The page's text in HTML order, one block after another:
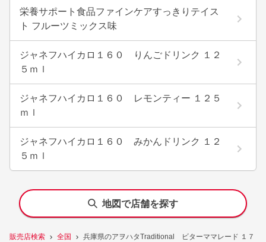
販売店検索 全国 兵庫県のアヲハタTraditional ビターママレード １７５
栄養サポート食品ファインケアすっきりテイス
ト フルーツミックス味
ジャネフハイカロ１６０ りんごドリンク １２
５ｍｌ
ジャネフハイカロ１６０ レモンティー １２５
ｍｌ
ジャネフハイカロ１６０ みかんドリンク １２
５ｍｌ
地図で店舗を探す